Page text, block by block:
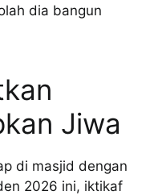
dia bangun
Jiwa
di masjid dengan
2026 ini, iktikaf